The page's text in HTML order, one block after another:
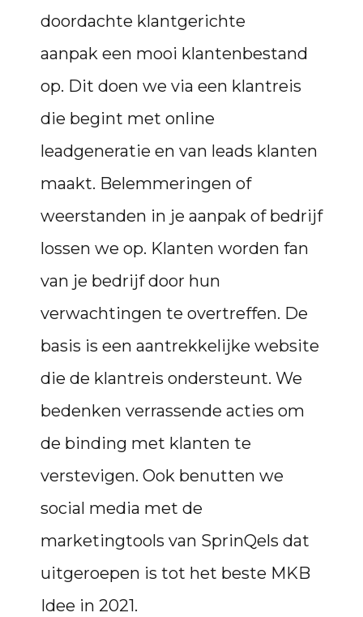
doordachte klantgerichte
aanpak een mooi klantenbestand
op. Dit doen we via een klantreis
die begint met online
leadgeneratie en van leads klanten
maakt. Belemmeringen of
weerstanden in je aanpak of bedrijf
lossen we op. Klanten worden fan
van je bedrijf door hun
verwachtingen te overtreffen. De
basis is een aantrekkelijke website
die de klantreis ondersteunt. We
bedenken verrassende acties om
de binding met klanten te
verstevigen. Ook benutten we
social media met de
marketingtools van SprinQels dat
uitgeroepen is tot het beste MKB
Idee in 2021.